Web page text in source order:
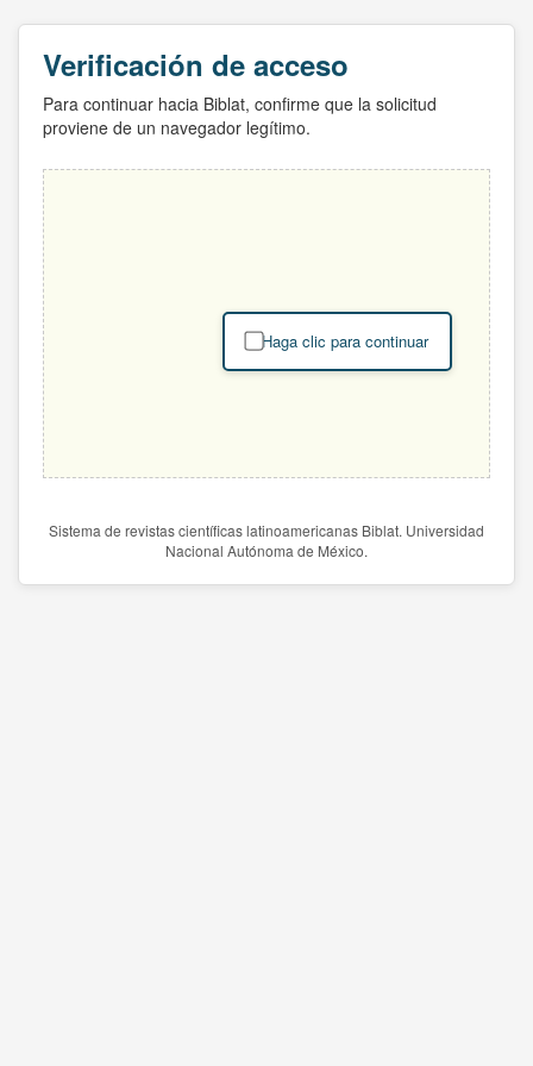
Verificación de acceso
Para continuar hacia Biblat, confirme que la solicitud
proviene de un navegador legítimo.
Haga clic para continuar
Sistema de revistas científicas latinoamericanas Biblat. Universidad
Nacional Autónoma de México.